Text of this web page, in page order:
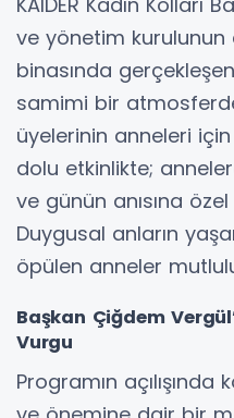
ve yönetim
binasında
samimi bir
üyelerinin anneleri
dolu etkinlikte;
ve günün anısına özel
Duygusal anların
öpülen anneler
Başkan Çiğdem
Vurgu
Programın